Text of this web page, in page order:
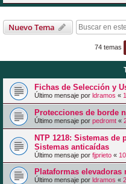
Nuevo Tema
74 temas
Fichas de Selección y
Último mensaje por ldramos «
Protecciones de borde
Último mensaje por pedromt «
NTP 1218: Sistemas
Sistemas anticaídas
Último mensaje por fjprieto «
Plataformas
Último mensaje por ldramos «